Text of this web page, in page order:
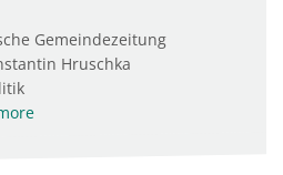
Gemeindezeitung
Hruschka